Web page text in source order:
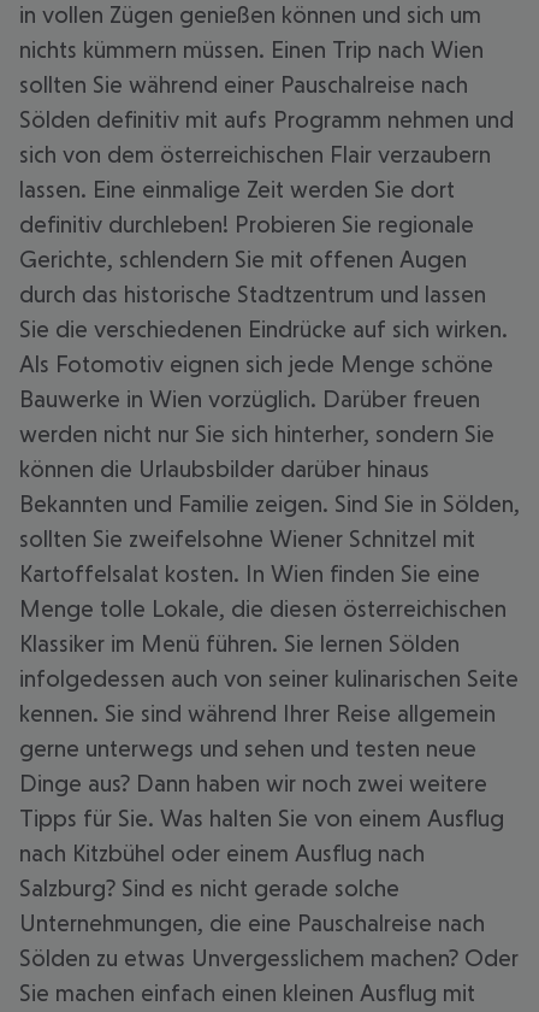
in vollen Zügen genießen können und sich um
nichts kümmern müssen. Einen Trip nach Wien
sollten Sie während einer Pauschalreise nach
Sölden definitiv mit aufs Programm nehmen und
sich von dem österreichischen Flair verzaubern
lassen. Eine einmalige Zeit werden Sie dort
definitiv durchleben! Probieren Sie regionale
Gerichte, schlendern Sie mit offenen Augen
durch das historische Stadtzentrum und lassen
Sie die verschiedenen Eindrücke auf sich wirken.
Als Fotomotiv eignen sich jede Menge schöne
Bauwerke in Wien vorzüglich. Darüber freuen
werden nicht nur Sie sich hinterher, sondern Sie
können die Urlaubsbilder darüber hinaus
Bekannten und Familie zeigen. Sind Sie in Sölden,
sollten Sie zweifelsohne Wiener Schnitzel mit
Kartoffelsalat kosten. In Wien finden Sie eine
Menge tolle Lokale, die diesen österreichischen
Klassiker im Menü führen. Sie lernen Sölden
infolgedessen auch von seiner kulinarischen Seite
kennen. Sie sind während Ihrer Reise allgemein
gerne unterwegs und sehen und testen neue
Dinge aus? Dann haben wir noch zwei weitere
Tipps für Sie. Was halten Sie von einem Ausflug
nach Kitzbühel oder einem Ausflug nach
Salzburg? Sind es nicht gerade solche
Unternehmungen, die eine Pauschalreise nach
Sölden zu etwas Unvergesslichem machen? Oder
Sie machen einfach einen kleinen Ausflug mit